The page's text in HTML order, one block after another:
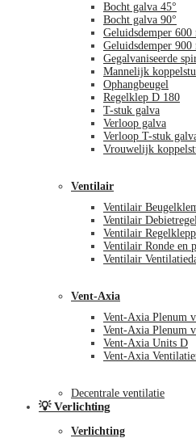
Bocht galva 45°
Bocht galva 90°
Geluidsdemper 600
Geluidsdemper 900
Gegalvaniseerde
Mannelijk
Ophangbeugel
Regelklep D 180
T-stuk galva
Verloop galva
Verloop T-stuk
Vrouwelijk
Ventilair
Ventilair
Ventilair
Ventilair
Ventilair Ronde en
Ventilair
Vent-Axia
Vent-Axia Plenum
Vent-Axia Plenum
Vent-Axia Units D
Vent-Axia
Decentrale ventilatie
💡 Verlichting
Verlichting